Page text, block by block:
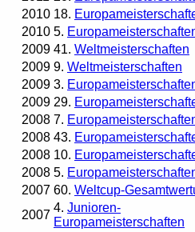
2010 18.
2010 5.
2009 41. Weltmeisterschaften
2009 9. Weltmeisterschaften
2009 3.
2009 29.
2008 7.
2008 43.
2008 10.
2008 5.
2007 60. Weltcup-
2007
4. Junioren-
Europameisterschaften